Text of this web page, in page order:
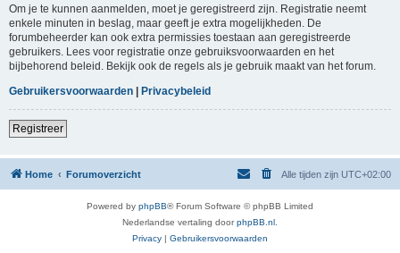
Om je te kunnen aanmelden, moet je geregistreerd zijn. Registratie neemt
enkele minuten in beslag, maar geeft je extra mogelijkheden. De
forumbeheerder kan ook extra permissies toestaan aan geregistreerde
gebruikers. Lees voor registratie onze gebruiksvoorwaarden en het
bijbehorend beleid. Bekijk ook de regels als je gebruik maakt van het forum.
Gebruikersvoorwaarden | Privacybeleid
Registreer
Home Forumoverzicht Alle tijden zijn UTC+02:00
Powered by phpBB® Forum Software © phpBB Limited
Nederlandse vertaling doorphpBB.nl
Privacy | Gebruikersvoorwaarden